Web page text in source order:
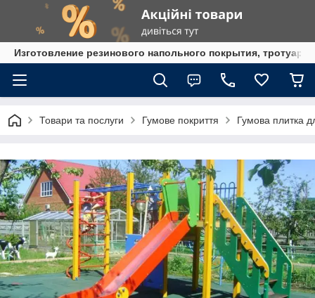
Изготовление резинового напольного покрытия,
Товари та послуги Гумове покриття Гумова плитка